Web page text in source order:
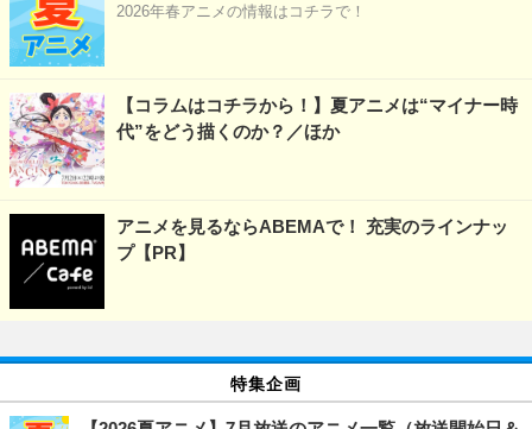
2026年春アニメの情報はコチラで！
【コラムはコチラから！】夏アニメは“マイナー時
代”をどう描くのか？／ほか
アニメを見るならABEMAで！ 充実のラインナッ
プ【PR】
特集企画